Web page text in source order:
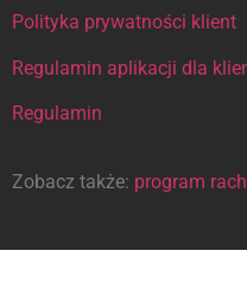
Polityka prywatności klient
Regulamin aplikacji dla
Regulamin
Zobacz także: program